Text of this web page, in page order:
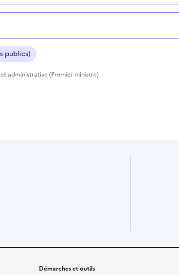
publics)
administrative (Premier ministre)
Démarches et outils